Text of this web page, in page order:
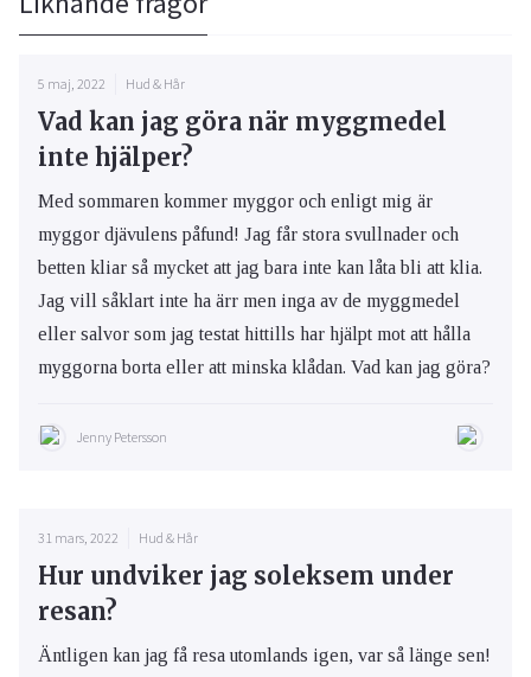
5 maj, 2022 Hud & Hår
Vad kan jag göra när myggmedel
inte hjälper?
Med sommaren kommer myggor och enligt mig är
myggor djävulens påfund! Jag får stora svullnader och
betten kliar så mycket att jag bara inte kan låta bli att klia.
Jag vill såklart inte ha ärr men inga av de myggmedel
eller salvor som jag testat hittills har hjälpt mot att hålla
myggorna borta eller att minska klådan. Vad kan jag göra?
Jenny Petersson
31 mars, 2022 Hud & Hår
Hur undviker jag soleksem under
resan?
Äntligen kan jag få resa utomlands igen, var så länge sen!